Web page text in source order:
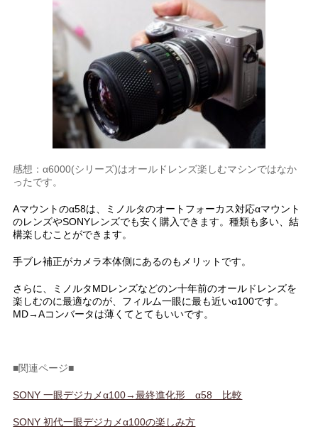
感想：α6000(シリーズ)はオールドレンズ楽しむマシンではなか
ったです。
Aマウントのα58は、ミノルタのオートフォーカス対応αマウント
のレンズやSONYレンズでも安く購入できます。種類も多い、結
構楽しむことができます。
手ブレ補正がカメラ本体側にあるのもメリットです。
さらに、ミノルタMDレンズなどのン十年前のオールドレンズを
楽しむのに最適なのが、フィルム一眼に最も近いα100です。
MD→Aコンバータは薄くてとてもいいです。
■関連ページ■
SONY 一眼デジカメα100→最終進化形 α58 比較
SONY 初代一眼デジカメα100の楽しみ方